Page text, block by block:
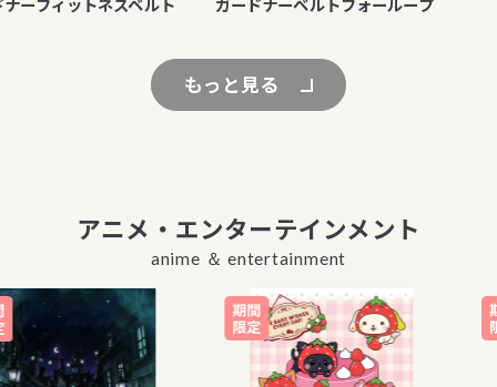
もっと見る
アニメ・エンターテインメント
anime ＆ entertainment